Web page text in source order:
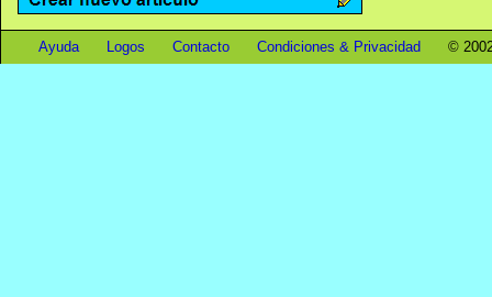
Ayuda Logos Contacto Condiciones & Privacidad ©